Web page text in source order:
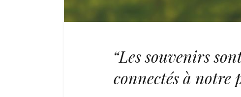
“Les souvenirs
connectés à notre